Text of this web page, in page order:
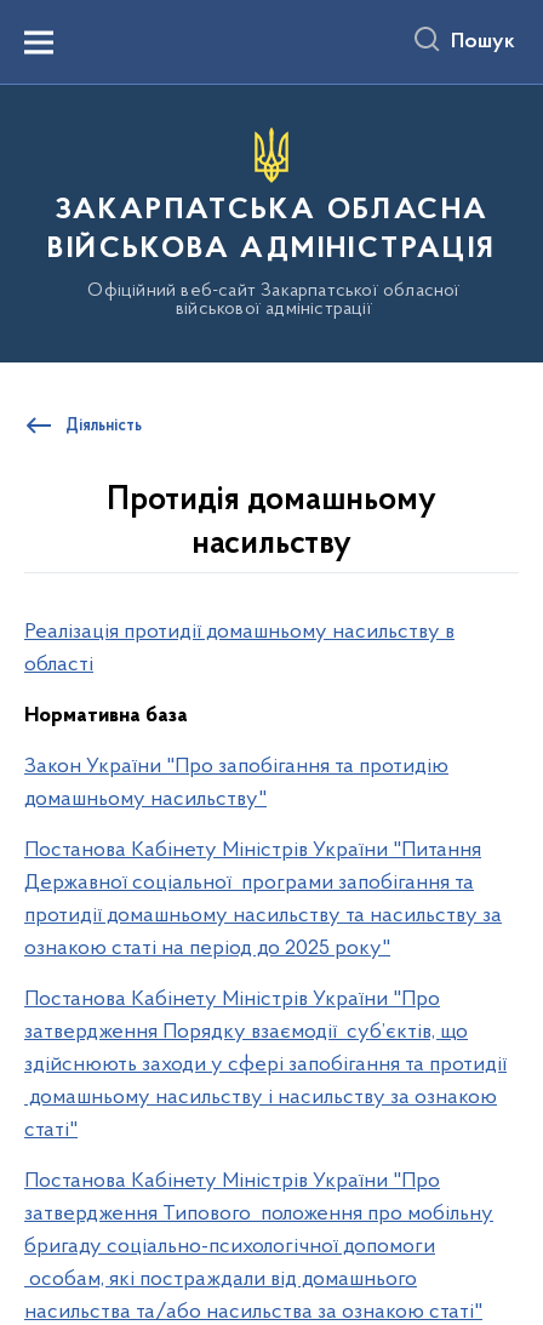
вмістуMenu Пошук
ЗАКАРПАТСЬКА ОБЛАСНА
ВІЙСЬКОВА АДМІНІСТРАЦІЯ
Офіційний веб-сайт Закарпатської обласної
військової адміністрації
Діяльність
Протидія домашньому
насильству
Реалізація протидії домашньому насильству в
області
Нормативна база
Закон України "Про запобігання та протидію
домашньому насильству"
Постанова Кабінету Міністрів України "Питання
Державної соціальної програми запобігання та
протидії домашньому насильству та насильству за
ознакою статі на період до 2025 року"
Постанова Кабінету Міністрів України "Про
затвердження Порядку взаємодії суб’єктів, що
здійснюють заходи у сфері запобігання та протидії
домашньому насильству і насильству за ознакою
статі"
Постанова Кабінету Міністрів України "Про
затвердження Типового положення про мобільну
бригаду соціально-психологічної допомоги
особам, які постраждали від домашнього
насильства та/або насильства за ознакою статі"